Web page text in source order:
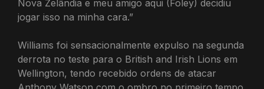
Nova Zelândia e meu amigo aqui (Foley) decidiu
jogar isso na minha cara.”
Williams foi sensacionalmente expulso na segunda
derrota no teste para o British and Irish Lions em
Wellington, tendo recebido ordens de atacar